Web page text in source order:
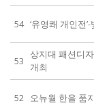
54 ‘유영쾌 개인전
53
상지대 패션디
개최
52 오뉴월 한을 품